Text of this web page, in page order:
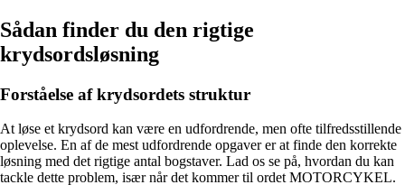
Sådan finder du den rigtige
krydsordsløsning
Forståelse af krydsordets struktur
At løse et krydsord kan være en udfordrende, men ofte tilfredsstillende
oplevelse. En af de mest udfordrende opgaver er at finde den korrekte
løsning med det rigtige antal bogstaver. Lad os se på, hvordan du kan
tackle dette problem, især når det kommer til ordet MOTORCYKEL.